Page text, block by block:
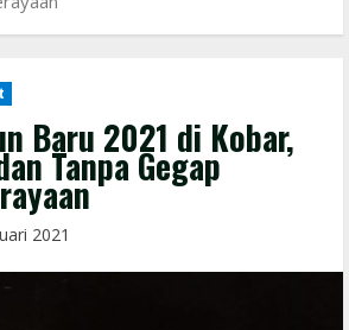
Baru 2021 di Kobar,
Tanpa Gegap
2021